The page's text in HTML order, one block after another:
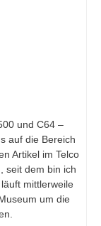
und C64 –
auf die Bereich
Artikel im Telco
seit dem bin ich
mittlerweile
um die